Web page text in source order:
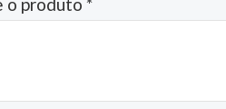
o produto *